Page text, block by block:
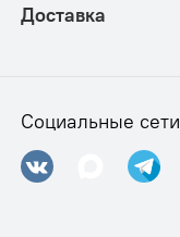
Доставка
Социальные сети